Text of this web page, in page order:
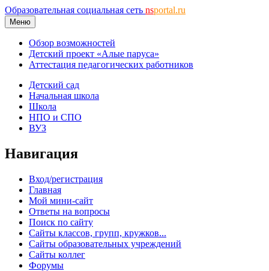
Образовательная социальная сеть nsportal.ru
Меню
Обзор возможностей
Детский проект «Алые паруса»
Аттестация педагогических работников
Детский сад
Начальная школа
Школа
НПО и СПО
ВУЗ
Навигация
Вход/регистрация
Главная
Мой мини-сайт
Ответы на вопросы
Поиск по сайту
Сайты классов, групп, кружков...
Сайты образовательных учреждений
Сайты коллег
Форумы